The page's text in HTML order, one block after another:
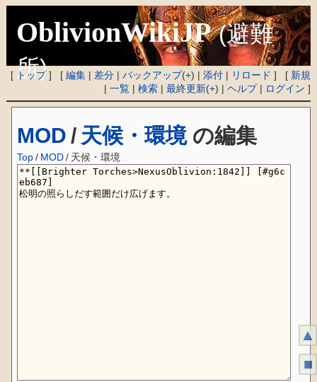
OblivionWikiJP (避難
所)
[ トップ] [編集 | 差分 |バックアップ(+) |添付 | リロード ] [ 新規
|一覧 |検索 |最終更新(+) |ヘルプ| ログイン ]
MOD / 天候・環境の編集
Top / MOD/ 天候・環境
▲
■